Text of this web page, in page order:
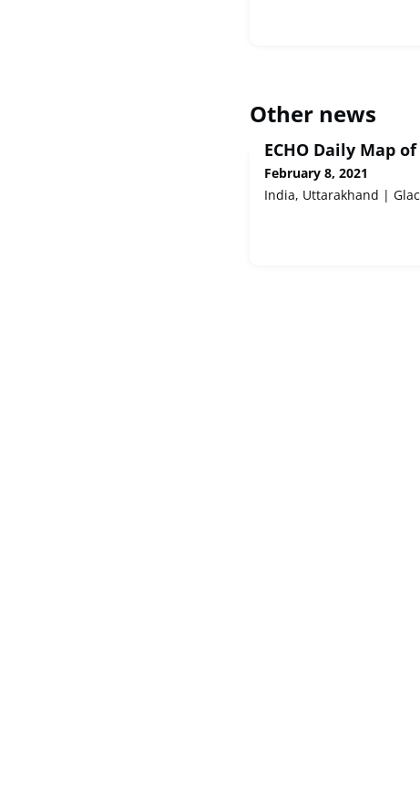
Other news
ECHO Daily Map
February 8, 2021
India, Uttarakhand |